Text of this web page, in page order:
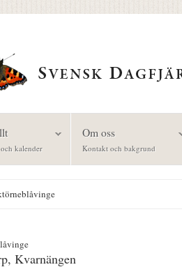
kalender
Om oss
Kontakt och bakgrund
Kvarnängen